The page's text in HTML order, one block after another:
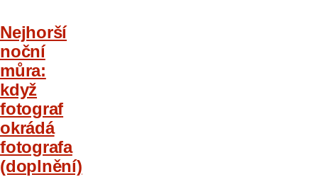
Nejhorší
noční
můra:
když
fotograf
okrádá
fotografa
(doplnění)